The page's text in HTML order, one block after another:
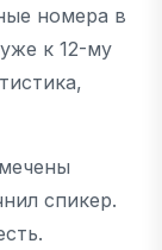
номера в
к 12-му
спикер.